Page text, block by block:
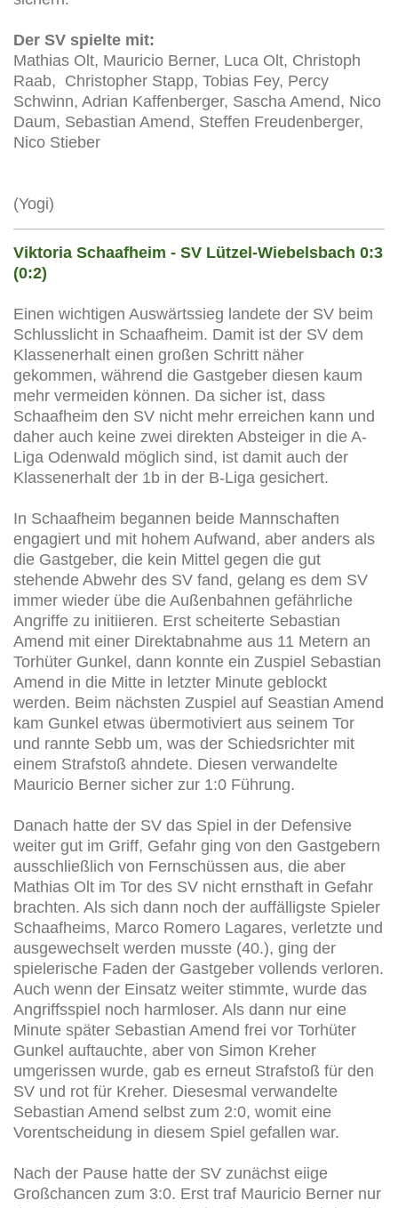
Der SV spielte mit:
Mathias Olt, Mauricio Berner, Luca Olt, Christoph
Raab, Christopher Stapp, Tobias Fey, Percy
Schwinn, Adrian Kaffenberger, Sascha Amend, Nico
Daum, Sebastian Amend, Steffen Freudenberger,
Nico Stieber
(Yogi)
Viktoria Schaafheim - SV Lützel-Wiebelsbach 0:3
(0:2)
Einen wichtigen Auswärtssieg landete der SV beim
Schlusslicht in Schaafheim. Damit ist der SV dem
Klassenerhalt einen großen Schritt näher
gekommen, während die Gastgeber diesen kaum
mehr vermeiden können. Da sicher ist, dass
Schaafheim den SV nicht mehr erreichen kann und
daher auch keine zwei direkten Absteiger in die A-
Liga Odenwald möglich sind, ist damit auch der
Klassenerhalt der 1b in der B-Liga gesichert.
In Schaafheim begannen beide Mannschaften
engagiert und mit hohem Aufwand, aber anders als
die Gastgeber, die kein Mittel gegen die gut
stehende Abwehr des SV fand, gelang es dem SV
immer wieder übe die Außenbahnen gefährliche
Angriffe zu initiieren. Erst scheiterte Sebastian
Amend mit einer Direktabnahme aus 11 Metern an
Torhüter Gunkel, dann konnte ein Zuspiel Sebastian
Amend in die Mitte in letzter Minute geblockt
werden. Beim nächsten Zuspiel auf Seastian Amend
kam Gunkel etwas übermotiviert aus seinem Tor
und rannte Sebb um, was der Schiedsrichter mit
einem Strafstoß ahndete. Diesen verwandelte
Mauricio Berner sicher zur 1:0 Führung.
Danach hatte der SV das Spiel in der Defensive
weiter gut im Griff, Gefahr ging von den Gastgebern
ausschließlich von Fernschüssen aus, die aber
Mathias Olt im Tor des SV nicht ernsthaft in Gefahr
brachten. Als sich dann noch der auffälligste Spieler
Schaafheims, Marco Romero Lagares, verletzte und
ausgewechselt werden musste (40.), ging der
spielerische Faden der Gastgeber vollends verloren.
Auch wenn der Einsatz weiter stimmte, wurde das
Angriffsspiel noch harmloser. Als dann nur eine
Minute später Sebastian Amend frei vor Torhüter
Gunkel auftauchte, aber von Simon Kreher
umgerissen wurde, gab es erneut Strafstoß für den
SV und rot für Kreher. Diesesmal verwandelte
Sebastian Amend selbst zum 2:0, womit eine
Vorentscheidung in diesem Spiel gefallen war.
Nach der Pause hatte der SV zunächst eiige
Großchancen zum 3:0. Erst traf Mauricio Berner nur